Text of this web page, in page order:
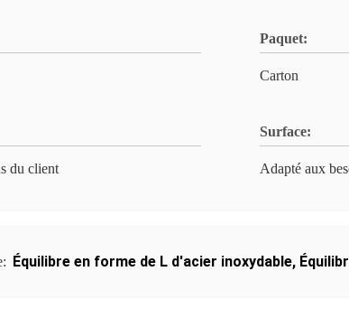
Paquet:
Carton
du client
Surface:
Adapté aux
Équilibre en forme de L d'acier inoxydable,